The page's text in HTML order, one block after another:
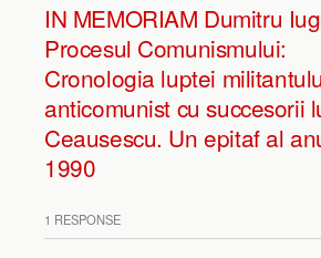
IN MEMORIAM Dumitru
Procesul Comunismului:
Cronologia luptei
anticomunist cu succesorii
Ceausescu. Un epitaf al
1990
1 RESPONSE